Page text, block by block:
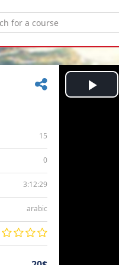
15
0
3:12:29
arabic
Play